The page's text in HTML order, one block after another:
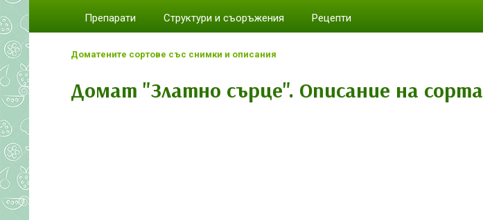
Препарати Структури и съоръжения Рецепти
Доматените сортове със снимки и описания
Домат "Златно сърце". Описание на сорта